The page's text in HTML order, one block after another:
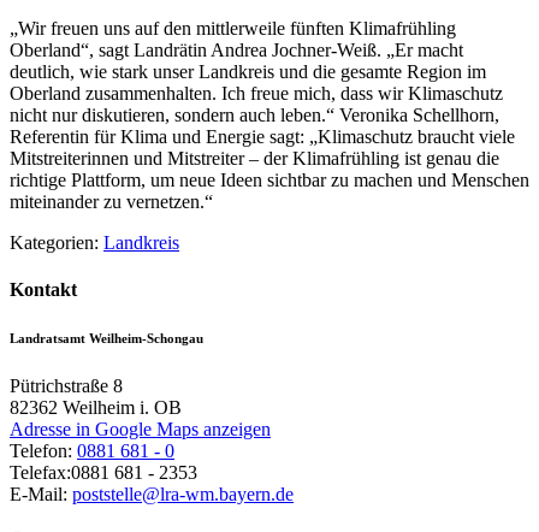
„Wir freuen uns auf den mittlerweile fünften Klimafrühling
Oberland“, sagt Landrätin Andrea Jochner-Weiß. „Er macht
deutlich, wie stark unser Landkreis und die gesamte Region im
Oberland zusammenhalten. Ich freue mich, dass wir Klimaschutz
nicht nur diskutieren, sondern auch leben.“ Veronika Schellhorn,
Referentin für Klima und Energie sagt: „Klimaschutz braucht viele
Mitstreiterinnen und Mitstreiter – der Klimafrühling ist genau die
richtige Plattform, um neue Ideen sichtbar zu machen und Menschen
miteinander zu vernetzen.“
Kategorien: Landkreis
Kontakt
Landratsamt Weilheim-Schongau
Pütrichstraße 8
82362 Weilheim i. OB
Adresse in Google Maps anzeigen
Telefon: 0881 681 - 0
Telefax:0881 681 - 2353
E-Mail: poststelle@lra-wm.bayern.de